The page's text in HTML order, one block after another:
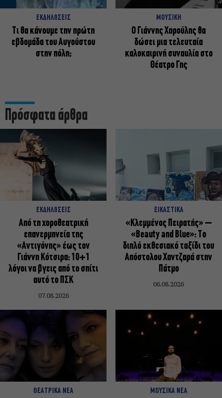
ΕΚΔΗΛΩΣΕΙΣ
Τι θα κάνουμε την πρώτη
εβδομάδα του Αυγούστου
στην πόλη;
ΜΟΥΣΙΚΗ
Ο Γιάννης Χαρούλης θα
δώσει μια τελευταία
καλοκαιρινή συναυλία στο
Θέατρο Γης
Πρόσφατα άρθρα
ΕΚΔΗΛΩΣΕΙΣ
Από τη χοροθεατρική
επανερμηνεία της
«Αντιγόνης» έως τον
Γιάννη Κότσιρα: 10+1
λόγοι να βγεις από το σπίτι
αυτό το ΠΣΚ
07.08.2026
ΕΙΚΑΣΤΙΚΑ
«Κλεμμένος Πειρατής» –
«Beauty and Blue»: Το
διπλό εκθεσιακό ταξίδι του
Απόστολου Χαντζαρά στην
Πάτμο
06.08.2026
ΘΕΑΤΡΙΚΑ ΝΕΑ ΜΟΥΣΙΚΑ ΝΕΑ